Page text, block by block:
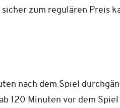
zum regulären Preis
nach dem Spiel
120 Minuten vor dem